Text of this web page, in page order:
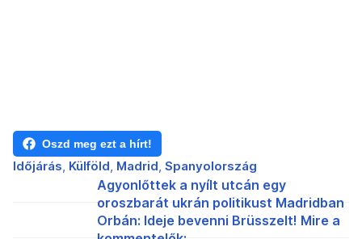
Oszd meg ezt a hírt!
Időjárás Külföld Madrid Spanyolország
Agyonlőttek a nyílt utcán egy
oroszbarát ukrán politikust Madridban
Orbán: Ideje bevenni Brüsszelt! Mire a